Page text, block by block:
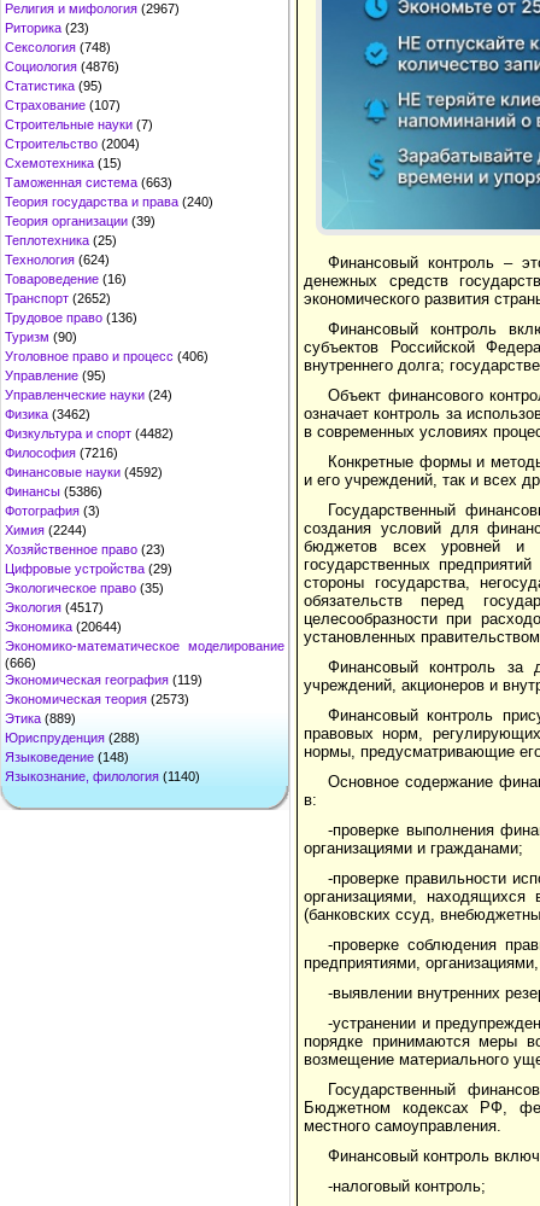
Религия и мифология (2967)
Риторика (23)
Сексология (748)
Социология (4876)
Статистика (95)
Страхование (107)
Строительные науки (7)
Строительство (2004)
Схемотехника (15)
Таможенная система (663)
Теория государства и права (240)
Теория организации (39)
Теплотехника (25)
Технология (624)
Товароведение (16)
Транспорт (2652)
Трудовое право (136)
Туризм (90)
Уголовное право и процесс (406)
Управление (95)
Управленческие науки (24)
Физика (3462)
Физкультура и спорт (4482)
Философия (7216)
Финансовые науки (4592)
Финансы (5386)
Фотография (3)
Химия (2244)
Хозяйственное право (23)
Цифровые устройства (29)
Экологическое право (35)
Экология (4517)
Экономика (20644)
Экономико-математическое моделирование
(666)
Экономическая география (119)
Экономическая теория (2573)
Этика (889)
Юриспруденция (288)
Языковедение (148)
Языкознание, филология (1140)
Финансовый контроль –
денежных средств
экономического развития
Финансовый контроль
субъектов Российской
внутреннего долга;
Объект финансового
означает контроль за
в современных условиях
Конкретные формы и
и его учреждений, так и всех
Государственный
создания условий для
бюджетов всех уровней и
государственных
стороны государства,
обязательств перед
целесообразности при
установленных
Финансовый контроль за
учреждений, акционеров и
Финансовый контроль
правовых норм,
нормы, предусматривающие
Основное содержание
в:
-проверке выполнения
организациями и гражданами;
-проверке правильности
организациями,
(банковских ссуд,
-проверке соблюдения
предприятиями,
-выявлении внутренних
-устранении и
порядке принимаются меры
возмещение материального
Государственный
Бюджетном кодексах РФ,
местного самоуправления.
Финансовый контроль
-налоговый контроль;